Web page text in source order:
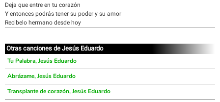
Deja que entre en tu corazón
Y entonces podrás tener su poder y su amor
Recibelo hermano desde hoy
Otras canciones de Jesús Eduardo
Tu Palabra, Jesús Eduardo
Abrázame, Jesús Eduardo
Transplante de corazón, Jesús Eduardo